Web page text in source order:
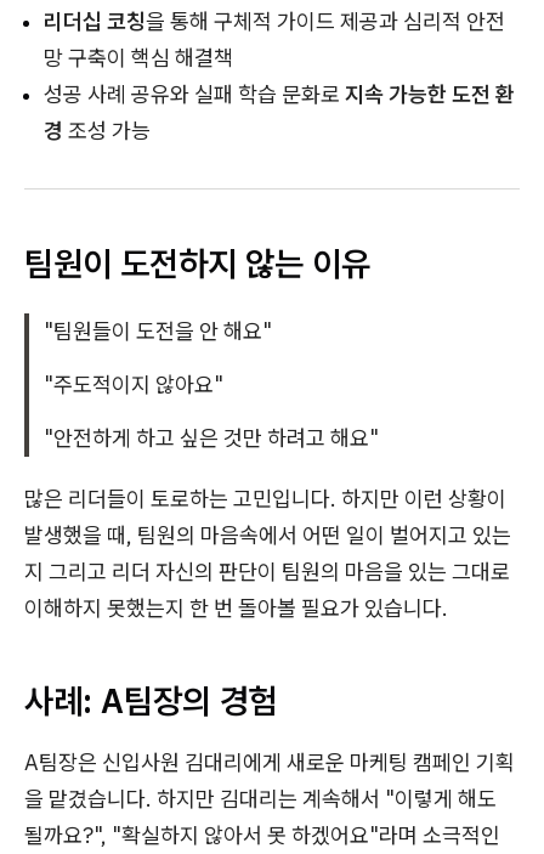
리더십 코칭을 통해 구체적 가이드 제공과 심리적 안전
망 구축이 핵심 해결책
성공 사례 공유와 실패 학습 문화로 지속 가능한 도전 환
경 조성 가능
팀원이 도전하지 않는 이유
"팀원들이 도전을 안 해요"
"주도적이지 않아요"
"안전하게 하고 싶은 것만 하려고 해요"
많은 리더들이 토로하는 고민입니다. 하지만 이런 상황이
발생했을 때, 팀원의 마음속에서 어떤 일이 벌어지고 있는
지 그리고 리더 자신의 판단이 팀원의 마음을 있는 그대로
이해하지 못했는지 한 번 돌아볼 필요가 있습니다.
사례: A팀장의 경험
A팀장은 신입사원 김대리에게 새로운 마케팅 캠페인 기획
을 맡겼습니다. 하지만 김대리는 계속해서 "이렇게 해도
될까요?", "확실하지 않아서 못 하겠어요"라며 소극적인